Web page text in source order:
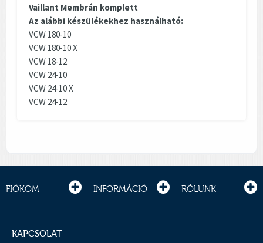
Vaillant Membrán komplett
Az alábbi készülékekhez használható:
VCW 180-10
VCW 180-10 X
VCW 18-12
VCW 24-10
VCW 24-10 X
VCW 24-12
FIÓKOM INFORMÁCIÓ RÓLUNK
KAPCSOLAT